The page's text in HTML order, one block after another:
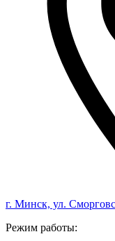
г. Минск, ул.
Режим работы: